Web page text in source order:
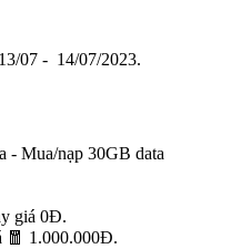
07 - 14/07/2023.
- Mua/nạp 30GB data
giá 0Đ.
🧧 1.000.000Đ.